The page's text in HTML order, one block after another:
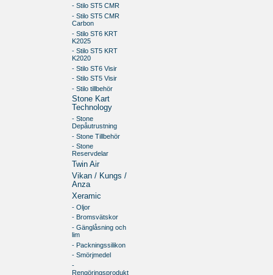
- Stilo ST5 CMR
- Stilo ST5 CMR
Carbon
- Stilo ST6 KRT
K2025
- Stilo ST5 KRT
K2020
- Stilo ST6 Visir
- Stilo ST5 Visir
- Stilo tillbehör
Stone Kart
Technology
- Stone
Depåutrustning
- Stone Tillbehör
- Stone
Reservdelar
Twin Air
Vikan / Kungs /
Anza
Xeramic
- Oljor
- Bromsvätskor
- Gänglåsning och
lim
- Packningssilikon
- Smörjmedel
-
Rengöringsprodukt